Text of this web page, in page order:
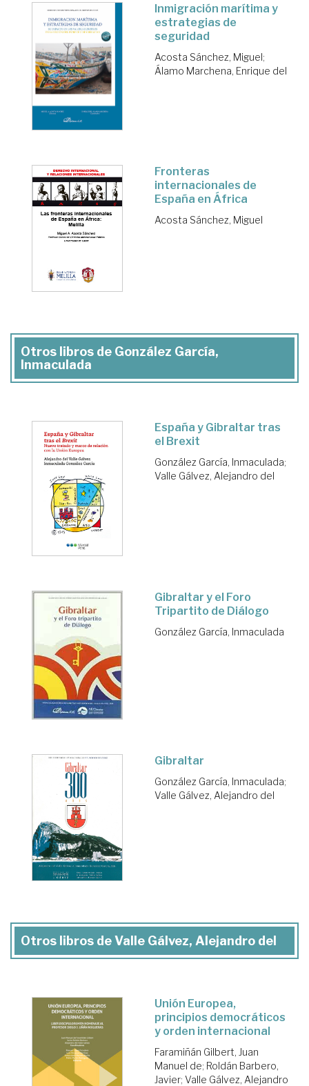
Inmigración marítima y
estrategias de
seguridad
Acosta Sánchez, Miguel;
Álamo Marchena, Enrique del
Fronteras
internacionales de
España en África
Acosta Sánchez, Miguel
Otros libros de González García,
Inmaculada
España y Gibraltar tras
el Brexit
González García, Inmaculada;
Valle Gálvez, Alejandro del
Gibraltar y el Foro
Tripartito de Diálogo
González García, Inmaculada
Gibraltar
González García, Inmaculada;
Valle Gálvez, Alejandro del
Otros libros de Valle Gálvez, Alejandro del
Unión Europea,
principios democráticos
y orden internacional
Faramiñán Gilbert, Juan
Manuel de; Roldán Barbero,
Javier; Valle Gálvez, Alejandro